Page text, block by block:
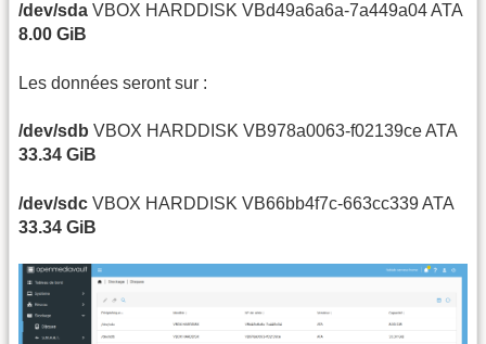
/dev/sda VBOX HARDDISK VBd49a6a6a-7a449a04 ATA
8.00 GiB
Les données seront sur :
/dev/sdb VBOX HARDDISK VB978a0063-f02139ce ATA
33.34 GiB
/dev/sdc VBOX HARDDISK VB66bb4f7c-663cc339 ATA
33.34 GiB